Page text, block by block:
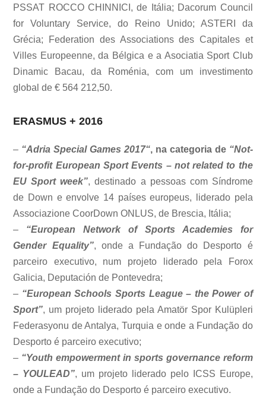
PSSAT ROCCO CHINNICI, de Itália; Dacorum Council
for Voluntary Service, do Reino Unido; ASTERI da
Grécia; Federation des Associations des Capitales et
Villes Europeenne, da Bélgica e a Asociatia Sport Club
Dinamic Bacau, da Roménia, com um investimento
global de € 564 212,50.
ERASMUS + 2016
– “Adria Special Games 2017“, na categoria de “Not-
for-profit European Sport Events – not related to the
EU Sport week”, destinado a pessoas com Síndrome
de Down e envolve 14 países europeus, liderado pela
Associazione CoorDown ONLUS, de Brescia, Itália;
– “European Network of Sports Academies for
Gender Equality”, onde a Fundação do Desporto é
parceiro executivo, num projeto liderado pela Forox
Galicia, Deputación de Pontevedra;
– “European Schools Sports League – the Power of
Sport”, um projeto liderado pela Amatör Spor Kulüpleri
Federasyonu de Antalya, Turquia e onde a Fundação do
Desporto é parceiro executivo;
– “Youth empowerment in sports governance reform
– YOULEAD”, um projeto liderado pelo ICSS Europe,
onde a Fundação do Desporto é parceiro executivo.